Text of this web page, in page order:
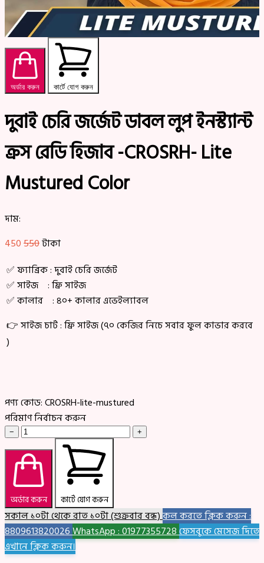
অর্ডার করুন কার্টে যোগ করুন
দুবাই চেরি জর্জেট ডাবল লুপ ইনস্ট্যান্ট
ক্রস রেডি হিজাব -CROSRH- Lite
Mustured Color
দাম:
450550টাকা
✅ ফ্যাব্রিক : দুবাই চেরি জর্জেট
✅ সাইজ : ফ্রি সাইজ
✅ কালার : ৪০+ কালার এভেইল্যাবল
👉 সাইজ চার্ট : ফ্রি সাইজ (৭০ কেজির নিচে সবার ফুল কাভার করবে
)
পণ্য কোড:CROSRH-lite-mustured
পরিমাণ নির্বাচন করুন
− +
অর্ডার করুন কার্টে যোগ করুন
সকাল ১০টা থেকে রাত ১০টা (শুক্রবার বন্ধ)কল করতে ক্লিক করুন :
8809613820026WhatsApp : 01977355728ফেসবুকে মেসেজ দিতে
এখানে ক্লিক করুন।